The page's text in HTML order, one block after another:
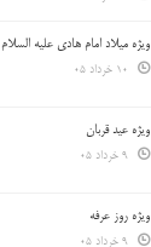
ویژه میلاد امام هادی علیه السلام
ویژه عید قربان
ویژه روز عرفه